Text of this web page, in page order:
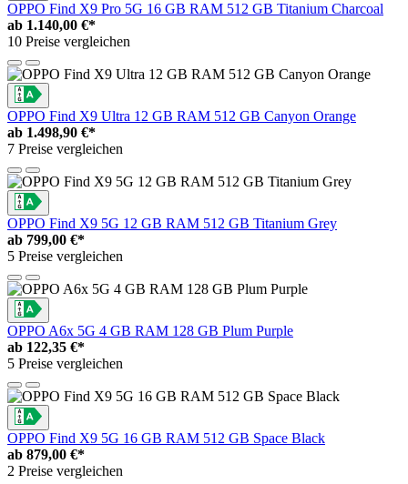
OPPO Find X9 Pro 5G 16 GB RAM 512 GB Titanium Charcoal
ab 1.140,00 €*
10 Preise vergleichen
OPPO Find X9 Ultra 12 GB RAM 512 GB Canyon Orange
ab 1.498,90 €*
7 Preise vergleichen
OPPO Find X9 5G 12 GB RAM 512 GB Titanium Grey
ab 799,00 €*
5 Preise vergleichen
OPPO A6x 5G 4 GB RAM 128 GB Plum Purple
ab 122,35 €*
5 Preise vergleichen
OPPO Find X9 5G 16 GB RAM 512 GB Space Black
ab 879,00 €*
2 Preise vergleichen